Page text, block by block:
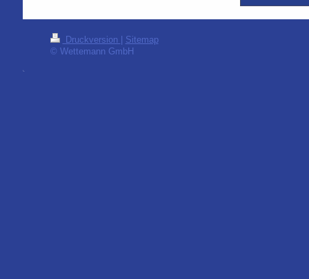
Druckversion
Sitemap
© Wettemann GmbH